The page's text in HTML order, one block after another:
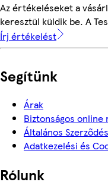
Az értékeléseket a
keresztül küldik be. A
Írj értékelést
Segítünk
Árak
Biztonságos online
Általános
Adatkezelési és
Rólunk